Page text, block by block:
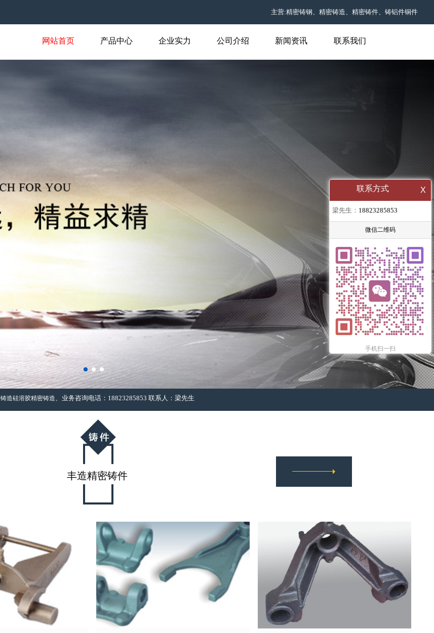
主营:精密铸钢、精密铸造、精密铸件、铸铝件铜件
网站首页 产品中心 企业实力 公司介绍 新闻资讯 联系我们
造硅溶胶精密铸造、业务咨询电话：18823285853 联系人：梁先生
丰造精密铸件
联系方式 X
梁先生： 18823285853
微信二维码
手机扫一扫